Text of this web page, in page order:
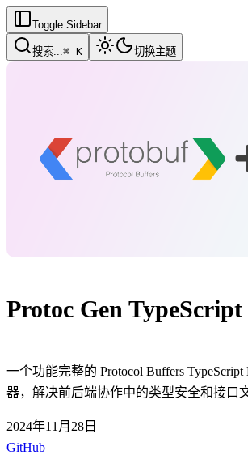
Toggle Sidebar
搜索...⌘ K 切换主题
Protoc Gen
一个功能完整的 Protocol Buffers
器，解决前后端协作中的类型安全和接口
2024年11月28日
GitHub